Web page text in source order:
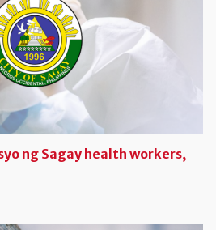
ng Sagay health workers,